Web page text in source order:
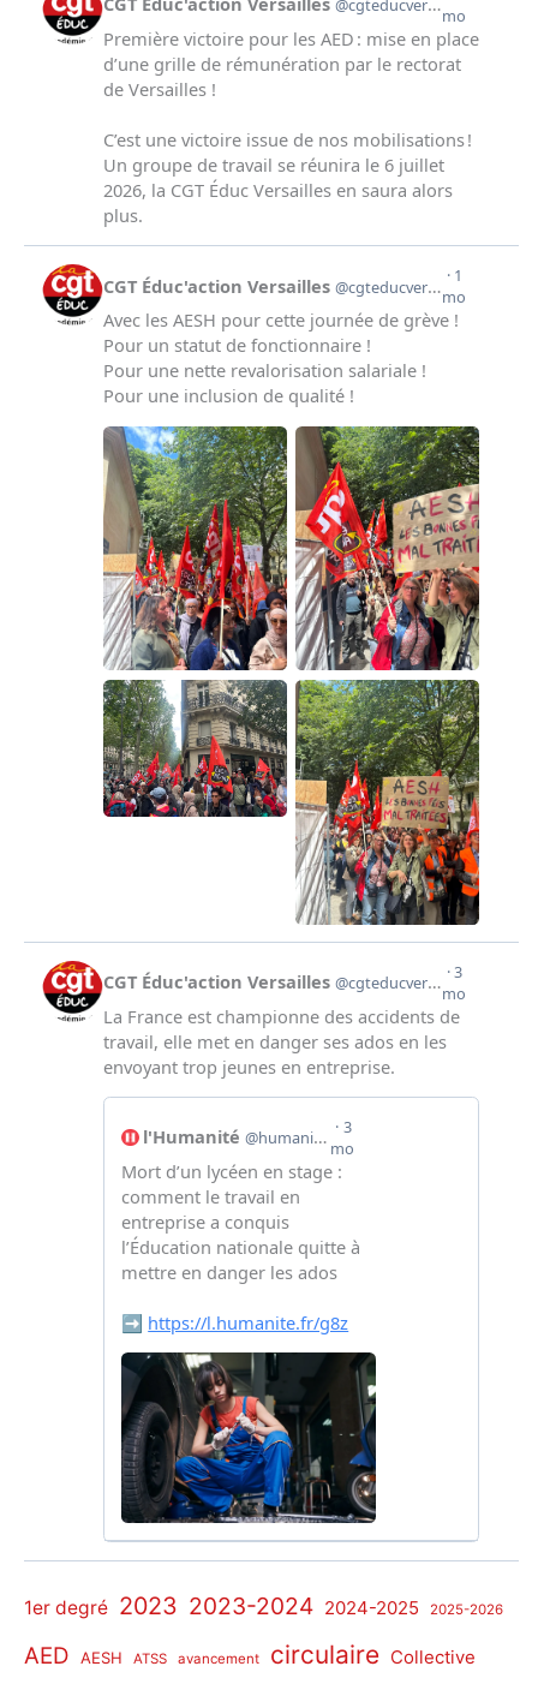
1er degré 2023 2023-2024 2024-2025 2025-2026
AED AESH ATSS avancement circulaire Collective